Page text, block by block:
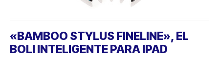
«BAMBOO STYLUS FINELINE», EL
BOLI INTELIGENTE PARA IPAD